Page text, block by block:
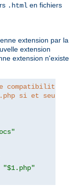
.html en fichiers
extension par la
extension
extension n'existe
compatibilité
si et
"$1.php"